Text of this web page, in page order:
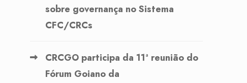
sobre governança no Sistema
CFC/CRCs
CRCGO participa da 11ª reunião do
Fórum Goiano da